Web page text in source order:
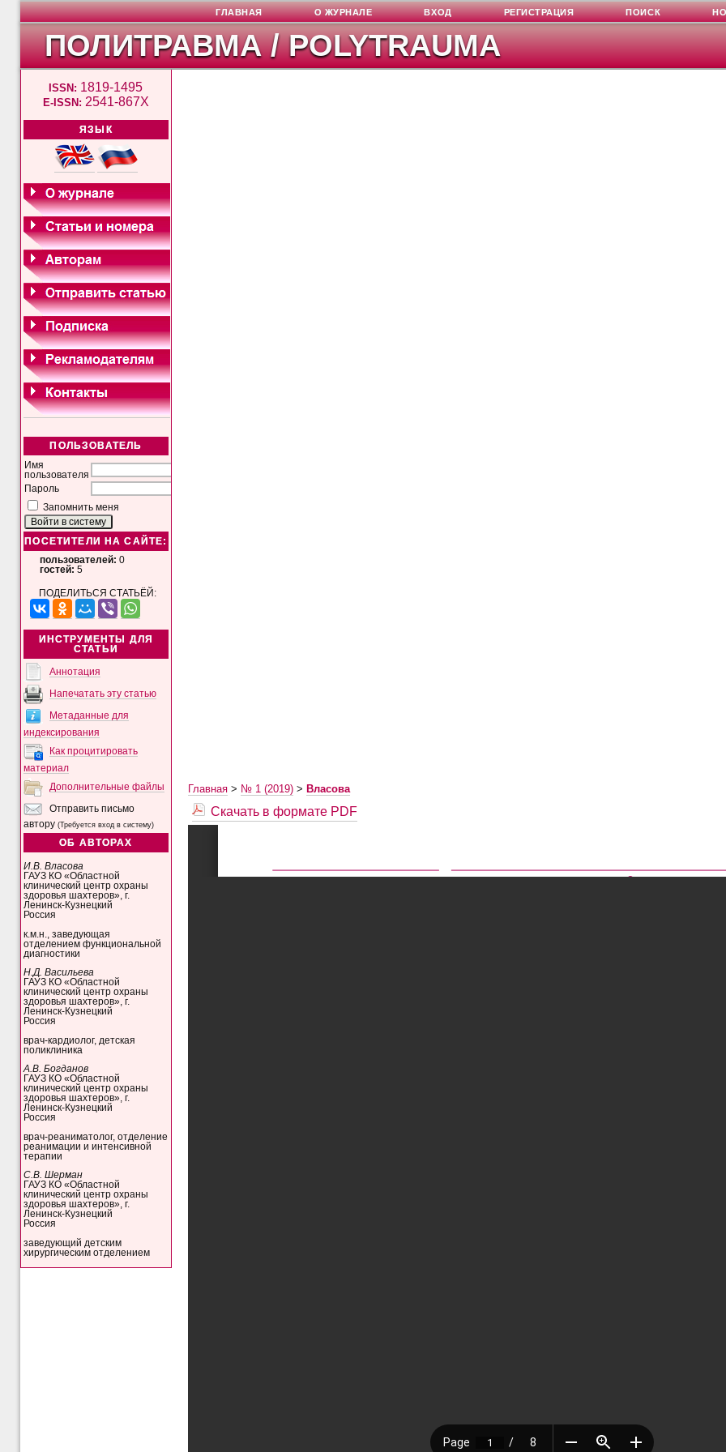
ПОЛИТРАВМА / POLYTRAUMA
ISSN: 1819-1495
E-ISSN: 2541-867X
ЯЗЫК
ПОЛЬЗОВАТЕЛЬ
Имя
пользователя
Пароль
Запомнить меня
ПОСЕТИТЕЛИ НА САЙТЕ:
пользователей: 0
гостей: 5
ПОДЕЛИТЬСЯ СТАТЬЁЙ:
ИНСТРУМЕНТЫ ДЛЯ
СТАТЬИ
Аннотация
Напечатать эту статью
Метаданные для
индексирования
Как процитировать
материал
Дополнительные файлы
Отправить письмо
автору(Требуется вход в систему)
ОБ АВТОРАХ
И.В. Власова
ГАУЗ КО «Областной
клинический центр охраны
здоровья шахтеров», г.
Ленинск-Кузнецкий
Россия
к.м.н., заведующая
отделением функциональной
диагностики
Н.Д. Васильева
ГАУЗ КО «Областной
клинический центр охраны
здоровья шахтеров», г.
Ленинск-Кузнецкий
Россия
врач-кардиолог, детская
поликлиника
А.В. Богданов
ГАУЗ КО «Областной
клинический центр охраны
здоровья шахтеров», г.
Ленинск-Кузнецкий
Россия
врач-реаниматолог, отделение
реанимации и интенсивной
терапии
С.В. Шерман
ГАУЗ КО «Областной
клинический центр охраны
здоровья шахтеров», г.
Ленинск-Кузнецкий
Россия
заведующий детским
хирургическим отделением
ГЛАВНАЯ О ЖУРНАЛЕ ВХОД РЕГИСТРАЦИЯ ПОИСК
Главная> № 1 (2019)> Власова
Скачать в формате PDF